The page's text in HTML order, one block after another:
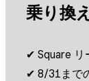
乗り換
✔︎ Square リ
✔︎ 8/31まで